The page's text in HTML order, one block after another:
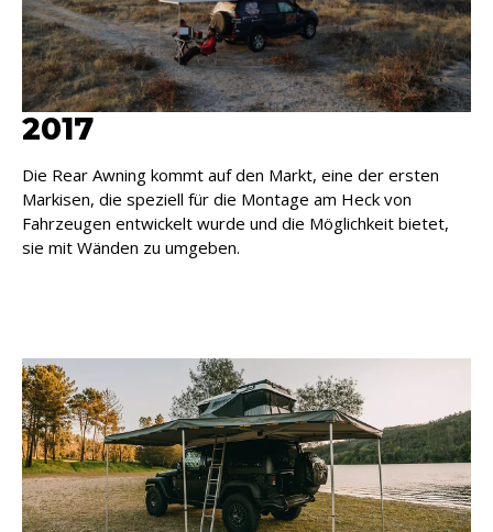
2017
Die Rear Awning kommt auf den Markt, eine der ersten
Markisen, die speziell für die Montage am Heck von
Fahrzeugen entwickelt wurde und die Möglichkeit bietet,
sie mit Wänden zu umgeben.